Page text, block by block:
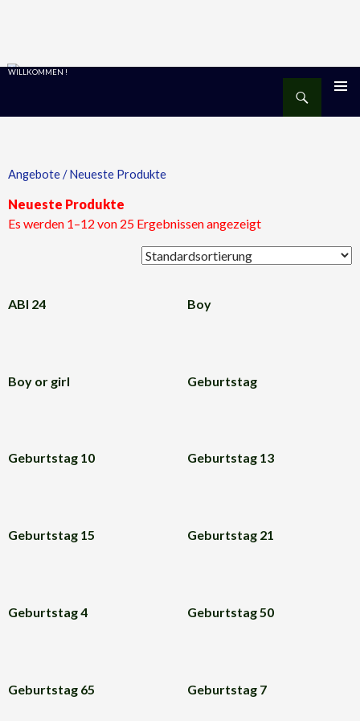
WILLKOMMEN !
Angebote/ Neueste Produkte
Neueste Produkte
Es werden 1–12 von 25 Ergebnissen angezeigt
ABI 24 Boy
Boy or girl Geburtstag
Geburtstag 10 Geburtstag 13
Geburtstag 15 Geburtstag 21
Geburtstag 4 Geburtstag 50
Geburtstag 65 Geburtstag 7